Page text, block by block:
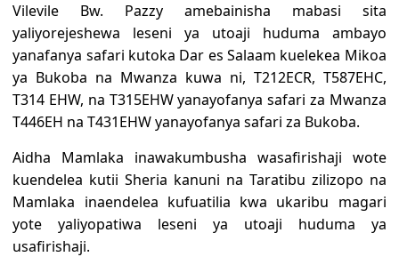
Vilevile Bw. Pazzy amebainisha mabasi sita
yaliyorejeshewa leseni ya utoaji huduma ambayo
yanafanya safari kutoka Dar es Salaam kuelekea Mikoa
ya Bukoba na Mwanza kuwa ni, T212ECR, T587EHC,
T314 EHW, na T315EHW yanayofanya safari za Mwanza
T446EH na T431EHW yanayofanya safari za Bukoba.
Aidha Mamlaka inawakumbusha wasafirishaji wote
kuendelea kutii Sheria kanuni na Taratibu zilizopo na
Mamlaka inaendelea kufuatilia kwa ukaribu magari
yote yaliyopatiwa leseni ya utoaji huduma ya
usafirishaji.